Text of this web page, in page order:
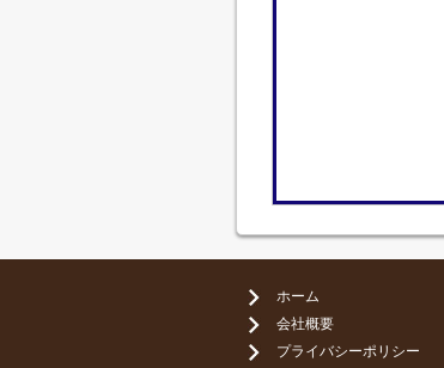
ホーム
会社概要
プライバシーポリシー